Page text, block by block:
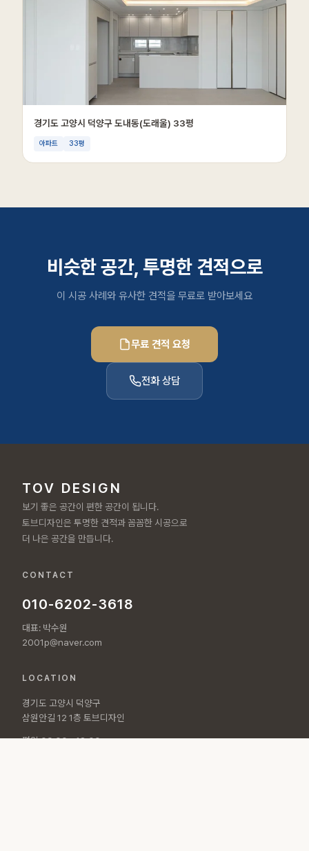
경기도 고양시 덕양구 도내동(도래울) 33평
아파트 33평
비슷한 공간, 투명한 견적으로
이 시공 사례와 유사한 견적을 무료로 받아보세요
무료 견적 요청
전화 상담
TOV DESIGN
보기 좋은 공간이 편한 공간이 됩니다.
토브디자인은 투명한 견적과 꼼꼼한 시공으로
더 나은 공간을 만듭니다.
CONTACT
010-6202-3618
대표: 박수원
2001p@naver.com
LOCATION
경기도 고양시 덕양구
삼원안길 12 1층 토브디자인
평일 09:00 - 18:00